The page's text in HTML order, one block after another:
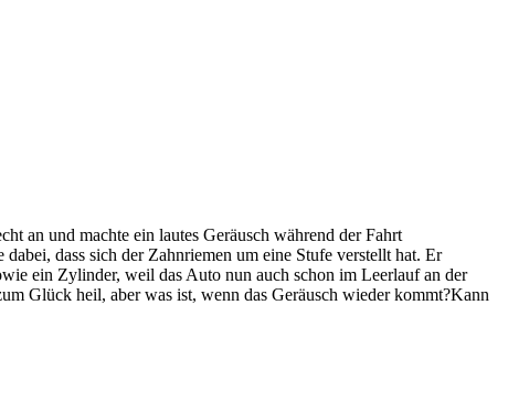
an und machte ein lautes Geräusch während der Fahrt
dass sich der Zahnriemen um eine Stufe verstellt hat. Er
ein Zylinder, weil das Auto nun auch schon im Leerlauf an der
Glück heil, aber was ist, wenn das Geräusch wieder kommt?Kann